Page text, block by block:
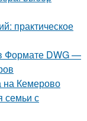
практическое
Формате DWG —
на Кемерово
семьи с